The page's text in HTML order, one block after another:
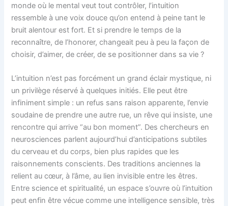
monde où le mental veut tout contrôler, l’intuition
ressemble à une voix douce qu’on entend à peine tant le
bruit alentour est fort. Et si prendre le temps de la
reconnaître, de l’honorer, changeait peu à peu la façon de
choisir, d’aimer, de créer, de se positionner dans sa vie ?
L’intuition n’est pas forcément un grand éclair mystique, ni
un privilège réservé à quelques initiés. Elle peut être
infiniment simple : un refus sans raison apparente, l’envie
soudaine de prendre une autre rue, un rêve qui insiste, une
rencontre qui arrive “au bon moment”. Des chercheurs en
neurosciences parlent aujourd’hui d’anticipations subtiles
du cerveau et du corps, bien plus rapides que les
raisonnements conscients. Des traditions anciennes la
relient au cœur, à l’âme, au lien invisible entre les êtres.
Entre science et spiritualité, un espace s’ouvre où l’intuition
peut enfin être vécue comme une intelligence sensible, très